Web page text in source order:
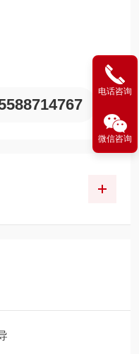
电话咨询
微信咨询